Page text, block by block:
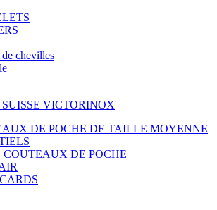
chevilles
VICTORINOX
DE POCHE DE TAILLE MOYENNE
COUTEAUX DE POCHE